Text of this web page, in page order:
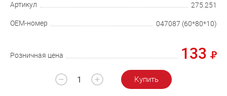
Артикул 275.251
OEM-номер 047087 (60*80*10)
Розничная цена 133
Купить